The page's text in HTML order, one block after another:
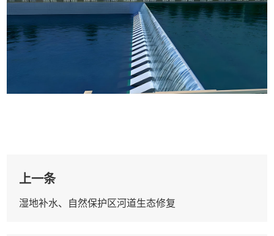
上一条
湿地补水、自然保护区河道生态修复